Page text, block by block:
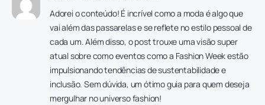
Adorei o conteúdo! É incrível como a moda é algo que
vai além das passarelas e se reflete no estilo pessoal de
cada um. Além disso, o post trouxe uma visão super
atual sobre como eventos como a Fashion Week estão
impulsionando tendências de sustentabilidade e
inclusão. Sem dúvida, um ótimo guia para quem deseja
mergulhar no universo fashion!